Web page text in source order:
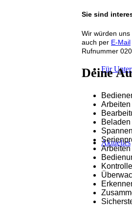
Für
Aktuelles
Sie sind
Wir würden
auch per E-Mail
Rufnummer
Deine